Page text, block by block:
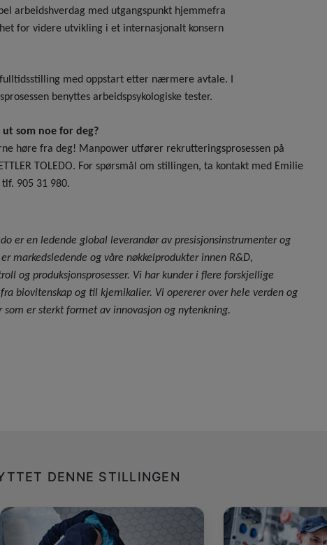
arbeidshverdag med utgangspunkt hjemmefra
for videre utvikling i et internasjonalt konsern
med oppstart etter nærmere avtale. I
benyttes arbeidspsykologiske tester.
ut som noe for deg?
høre fra deg! Manpower utfører rekrutteringsprosessen på
TOLEDO. For spørsmål om stillingen, ta kontakt med Emilie
tlf. 905 31 980.
er en ledende global leverandør av presisjonsinstrumenter og
markedsledende og våre nøkkelprodukter innen R&D,
og produksjonsprosesser. Vi har kunder i flere forskjellige
biovitenskap og til kjemikalier. Vi opererer over hele verden og
som er sterkt formet av innovasjon og nytenkning.
DENNE STILLINGEN